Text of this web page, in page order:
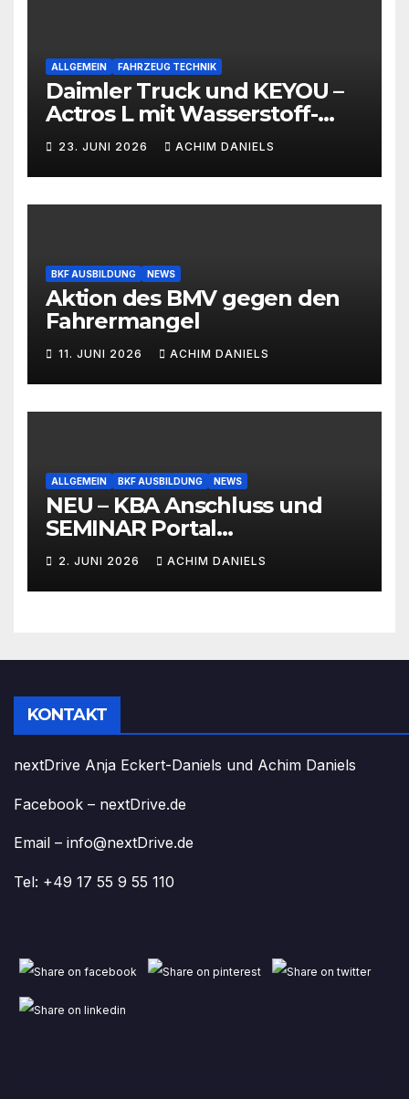
ALLGEMEIN FAHRZEUG TECHNIK
Daimler Truck und KEYOU –
Actros L mit Wasserstoff-
Verbrennermotor
23. JUNI 2026 ACHIM DANIELS
BKF AUSBILDUNG NEWS
Aktion des BMV gegen den
Fahrermangel
11. JUNI 2026 ACHIM DANIELS
ALLGEMEIN BKF AUSBILDUNG NEWS
NEU – KBA Anschluss und
SEMINAR Portal
AKTIONSPREISE!!! Bis zu 50%
RABATT
2. JUNI 2026 ACHIM DANIELS
KONTAKT
nextDrive Anja Eckert-Daniels und Achim Daniels
Facebook – nextDrive.de
Email – info@nextDrive.de
Tel: +49 17 55 9 55 110